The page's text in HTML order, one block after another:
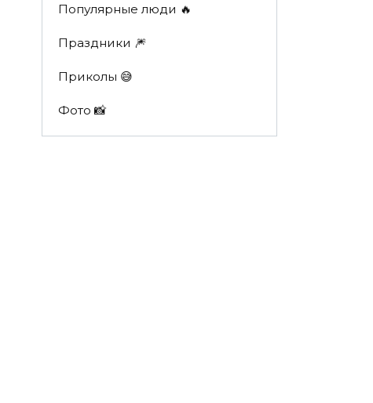
Популярные люди 🔥
Праздники 🎆
Приколы 😅
Фото 📸